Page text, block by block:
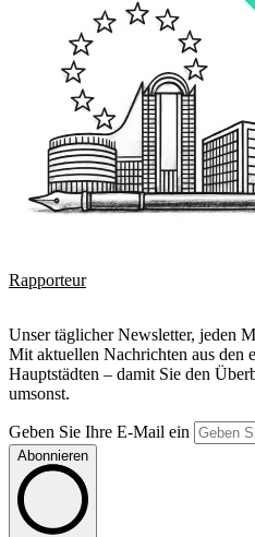
Rapporteur
Unser täglicher Newsletter, jeden
Mit aktuellen Nachrichten aus den
Hauptstädten – damit Sie den
umsonst.
Geben Sie Ihre E-Mail ein
Abonnieren